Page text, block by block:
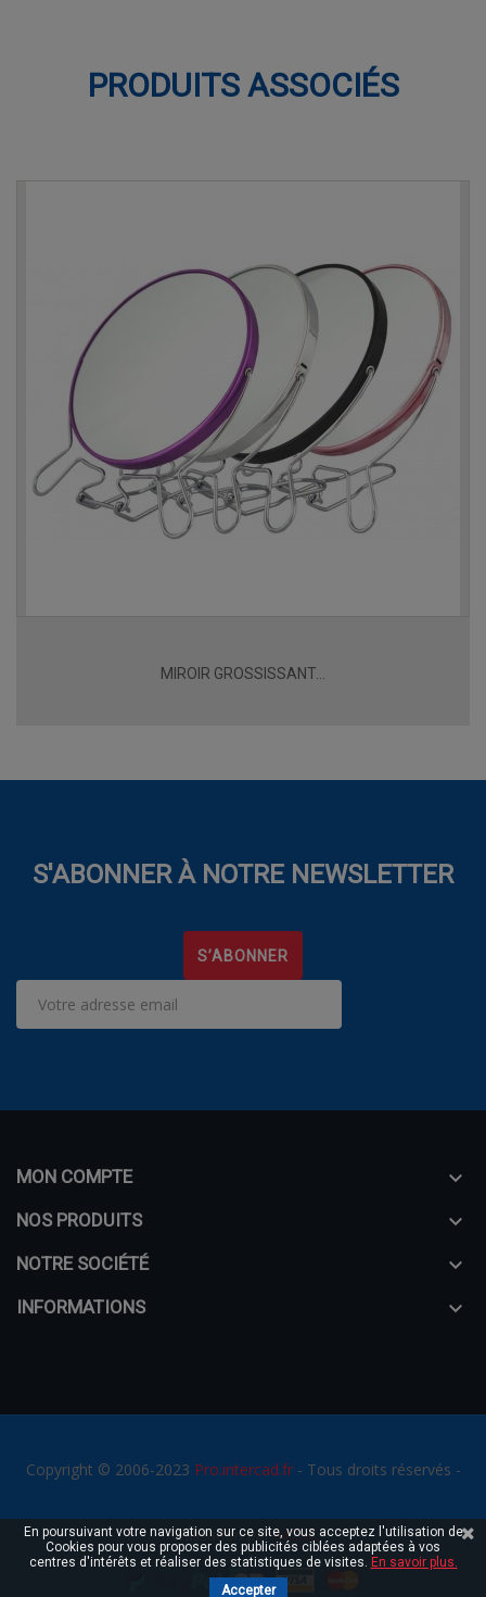
PRODUITS ASSOCIÉS
MIROIR GROSSISSANT...
S'ABONNER À NOTRE NEWSLETTER
MON COMPTE 
NOS PRODUITS 
NOTRE SOCIÉTÉ 
INFORMATIONS 
Copyright © 2006-2023 Pro.intercad.fr- Tous droits réservés -
Réalisation parMC&C
En poursuivant votre navigation sur ce site, vous acceptez l'utilisation de
Cookies pour vous proposer des publicités ciblées adaptées à vos
centres d'intérêts et réaliser des statistiques de visites. En savoir plus.
Accepter